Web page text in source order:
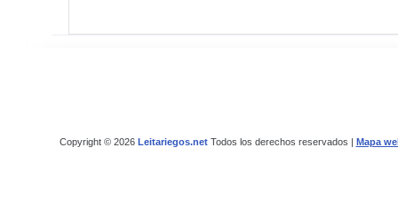
Copyright © 2026 Leitariegos.netTodos los derechos reservados | Mapa